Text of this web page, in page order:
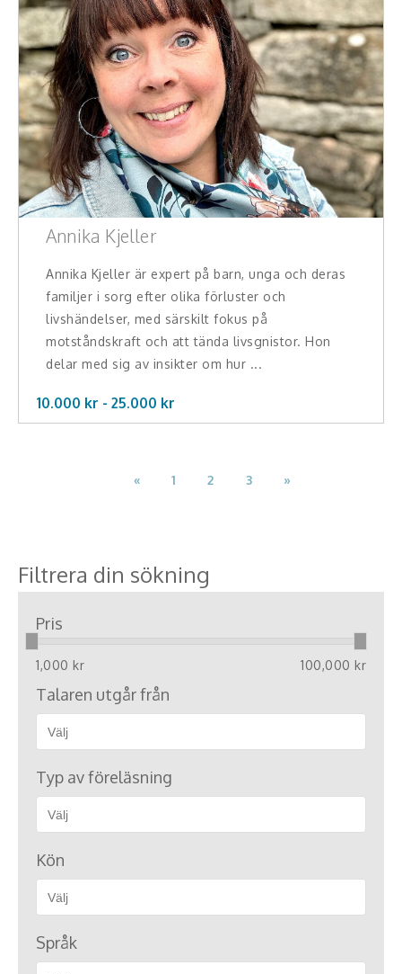
Annika Kjeller
Annika Kjeller är expert på barn, unga och deras
familjer i sorg efter olika förluster och
livshändelser, med särskilt fokus på
motståndskraft och att tända livsgnistor. Hon
delar med sig av insikter om hur ...
10.000 kr - 25.000 kr
« 1 2 3 »
Filtrera din sökning
Pris
1,000 kr 100,000 kr
Talaren utgår från
Typ av föreläsning
Kön
Språk